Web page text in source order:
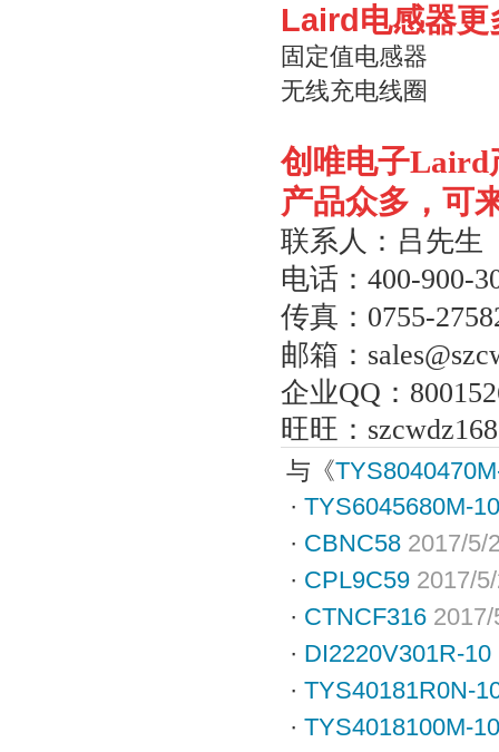
Laird电感器更
固定值电感器
无线充电线圈
创唯电子Laird
产品众多，可
联系人：吕先生
电话： 400-900-
传真： 0755-
邮箱：
企业QQ ：
旺旺：
与《
· TYS6045680M-10
· CBNC58 2017/5/
· CPL9C59 2017/
· CTNCF316
· DI2220V301R-10
· TYS40181R0N-
· TYS4018100M-10